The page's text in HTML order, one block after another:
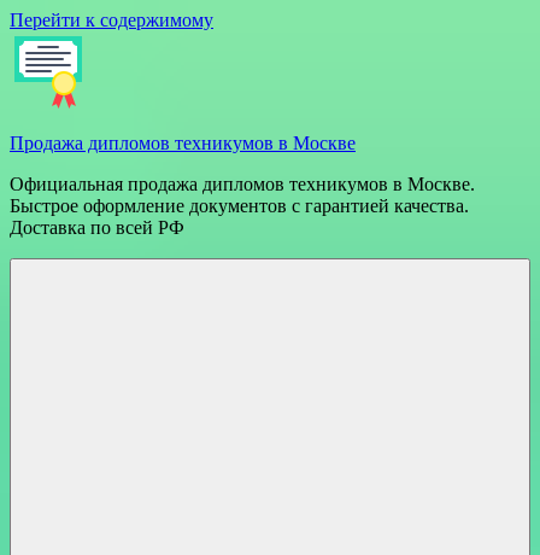
Перейти к содержимому
Продажа дипломов техникумов в Москве
Официальная продажа дипломов техникумов в Москве.
Быстрое оформление документов с гарантией качества.
Доставка по всей РФ